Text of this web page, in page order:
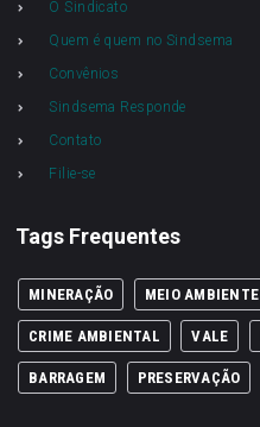
O Sindicato
Quem é quem no Sindsema
Convênios
Sindsema Responde
Contato
Filie-se
Tags Frequentes
MINERAÇÃO MEIO AMBIENTE
CRIME AMBIENTAL VALE
BARRAGEM PRESERVAÇÃO